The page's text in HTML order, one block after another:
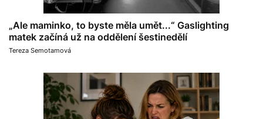
„Ale maminko, to byste měla umět...“ Gaslighting
matek začíná už na oddělení šestinedělí
Tereza Semotamová